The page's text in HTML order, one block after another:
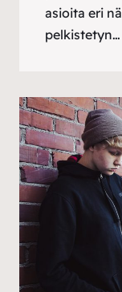
asioita eri
pelkistetyn…